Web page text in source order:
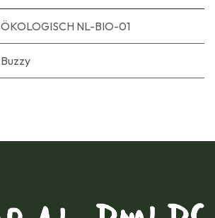
ÖKOLOGISCH NL-BIO-01
Buzzy